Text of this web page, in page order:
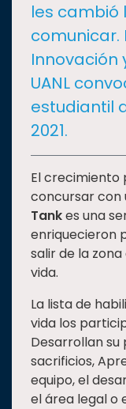
SALUD
SUSTENTABILIDAD
TEMAS
Oferta
educativa
Estudiantes
Rectoría
Investigación
Responsabilidad
social
Vinculación
Historia
les cambió
comunicar.
Innovación
UANL
estudiantil
2021.
El crecimiento
concursar con
Tankes una
enriquecieron
salir de la
vida.
La lista de
vida los
Desarrollan
sacrificios,
equipo, el
el área legal o